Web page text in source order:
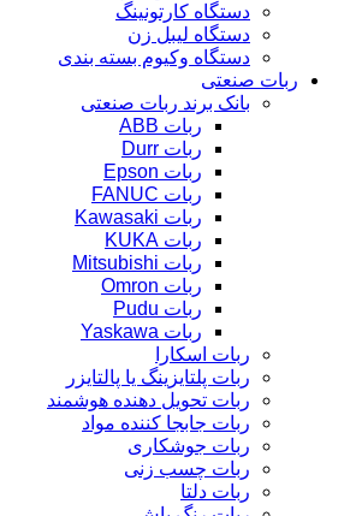
دستگاه کارتونینگ
دستگاه لیبل زن
دستگاه وکیوم بسته بندی
ربات صنعتی
بانک برند ربات صنعتی
ربات ABB
ربات Durr
ربات Epson
ربات FANUC
ربات Kawasaki
ربات KUKA
ربات Mitsubishi
ربات Omron
ربات Pudu
ربات Yaskawa
ربات اسکارا
ربات پلتایزینگ یا پالتایزر
ربات تحویل دهنده هوشمند
ربات جابجا کننده مواد
ربات جوشکاری
ربات چسب زنی
ربات دلتا